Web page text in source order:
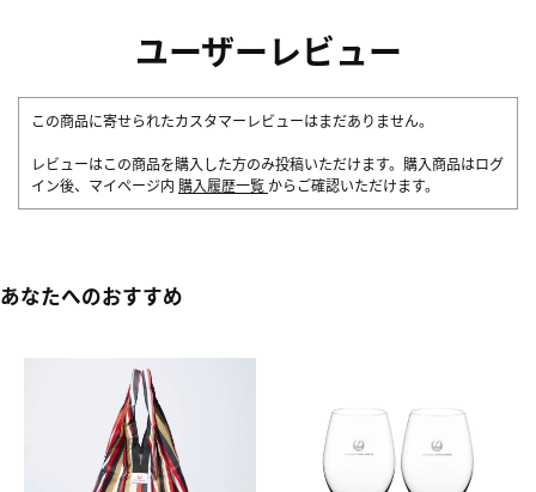
ユーザーレビュー
この商品に寄せられたカスタマーレビューはまだありません。
レビューはこの商品を購入した方のみ投稿いただけます。購入商品はログ
イン後、マイページ内 購入履歴一覧 からご確認いただけます。
あなたへのおすすめ